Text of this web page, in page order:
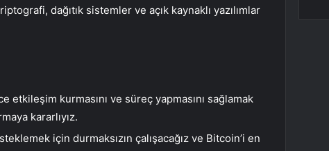
dağıtık sistemler ve açık kaynaklı yazılımlar
kurmasını ve süreç yapmasını sağlamak
kararlıyız.
için durmaksızın çalışacağız ve Bitcoin’i en